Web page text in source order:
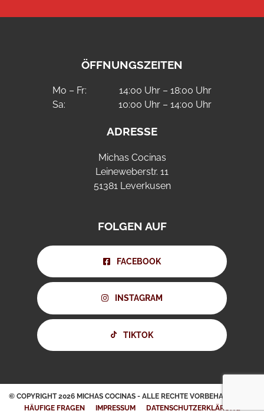
ÖFFNUNGSZEITEN
Mo – Fr:
14:00 Uhr – 18:00 Uhr
Sa:
10:00 Uhr – 14:00 Uhr
ADRESSE
Michas Cocinas
Leineweberstr. 11
51381 Leverkusen
FOLGEN AUF
FACEBOOK
INSTAGRAM
TIKTOK
© COPYRIGHT 2026 MICHAS COCINAS - ALLE RECHTE VORBEHALTEN
HÄUFIGE FRAGEN
IMPRESSUM DATENSCHUTZERKLÄRUNG